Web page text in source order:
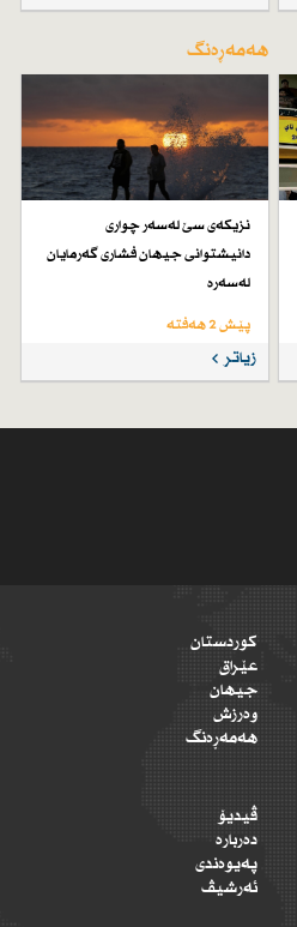
هەمەڕەنگ
نزیكەی سێ لەسەر چواری
دانیشتوانی جیهان فشاری گەرمایان
لەسەرە
پێش 2 هەفتە
زیاتر
کوردستان
عێراق
جیهان
وەرزش
هەمەڕەنگ
ڤیدیۆ
دەربارە
پەیوەندی
ئەرشیڤ